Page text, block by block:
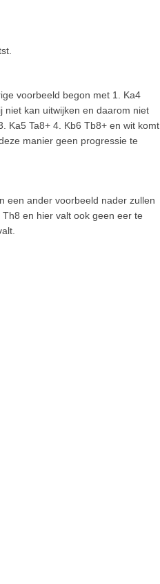
voorbeeld begon met 1. Ka4
niet kan uitwijken en daarom niet
Ka5 Ta8+ 4. Kb6 Tb8+ en wit komt
manier geen progressie te
een ander voorbeeld nader zullen
en hier valt ook geen eer te